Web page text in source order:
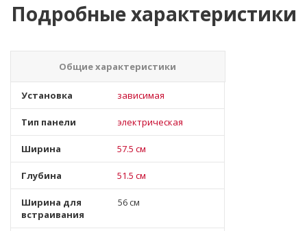
Подробные характеристики
Общие характеристики
Установка зависимая
Тип панели электрическая
Ширина 57.5 см
Глубина 51.5 см
Ширина для
встраивания
56 см